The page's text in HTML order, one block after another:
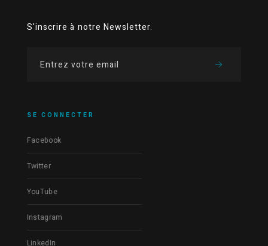
S'inscrire à notre Newsletter.
SE CONNECTER
Facebook
Twitter
YouTube
Instagram
LinkedIn